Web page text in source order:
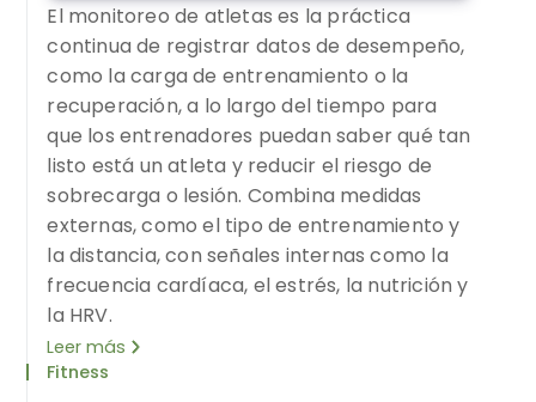
El monitoreo de atletas es la práctica
continua de registrar datos de desempeño,
como la carga de entrenamiento o la
recuperación, a lo largo del tiempo para
que los entrenadores puedan saber qué tan
listo está un atleta y reducir el riesgo de
sobrecarga o lesión. Combina medidas
externas, como el tipo de entrenamiento y
la distancia, con señales internas como la
frecuencia cardíaca, el estrés, la nutrición y
la HRV.
Leer más
Fitness